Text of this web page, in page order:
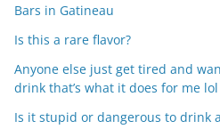
Bars in Gatineau
Is this a rare flavor?
Anyone else just get tired and
drink that’s what it does for me lol
Is it stupid or dangerous to drink